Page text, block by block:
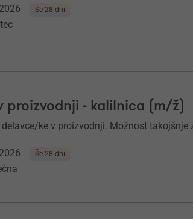
Še 28 dni
proizvodnji - kalilnica (m/ž)
ke v proizvodnji. Možnost takojšnje
Še 28 dni